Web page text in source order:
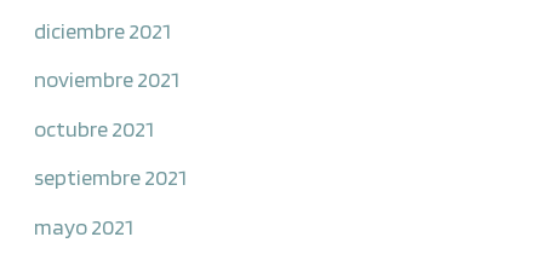
diciembre 2021
noviembre 2021
octubre 2021
septiembre 2021
mayo 2021